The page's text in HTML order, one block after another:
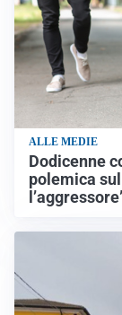
ALLE MEDIE
Dodicenne
polemica